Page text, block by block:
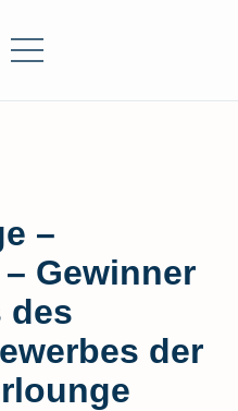
–
Gewinner
des
der